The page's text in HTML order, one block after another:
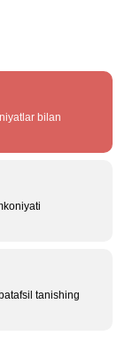
bilan
tanishing